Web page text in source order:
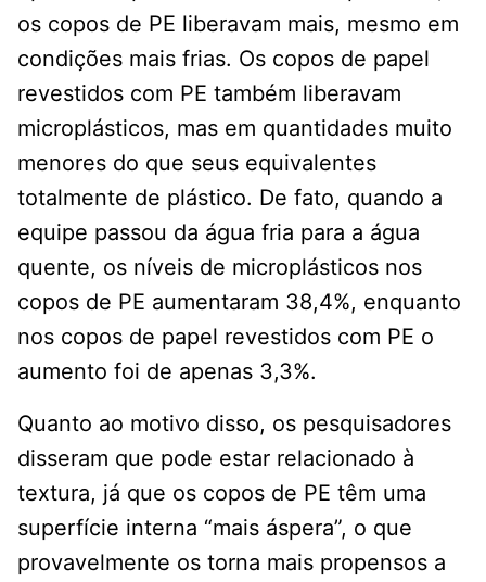
os copos de PE liberavam mais, mesmo em
condições mais frias. Os copos de papel
revestidos com PE também liberavam
microplásticos, mas em quantidades muito
menores do que seus equivalentes
totalmente de plástico. De fato, quando a
equipe passou da água fria para a água
quente, os níveis de microplásticos nos
copos de PE aumentaram 38,4%, enquanto
nos copos de papel revestidos com PE o
aumento foi de apenas 3,3%.
Quanto ao motivo disso, os pesquisadores
disseram que pode estar relacionado à
textura, já que os copos de PE têm uma
superfície interna “mais áspera”, o que
provavelmente os torna mais propensos a